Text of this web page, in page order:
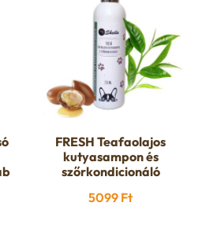
FRESH Teafaolajos
kutyasampon és
szőrkondicionáló
5099 Ft